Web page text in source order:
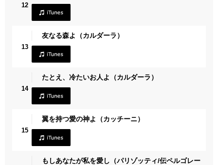
12
13
友なる森よ（カルダーラ）
14
たとえ、冷たいお人よ（カルダーラ）
15
翼を持つ愛の神よ（カッチーニ）
もしあなたが私を愛し（パリゾッティ/伝ペルゴレー